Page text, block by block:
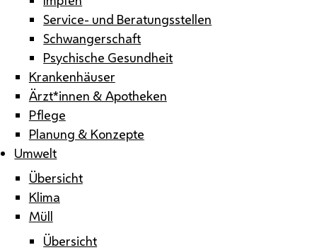
Service- und Beratungsstellen
Schwangerschaft
Psychische Gesundheit
Krankenhäuser
Ärzt*innen & Apotheken
Pflege
Planung & Konzepte
Umwelt
Übersicht
Klima
Müll
Übersicht